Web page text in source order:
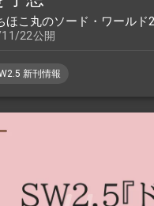
ほこ丸のソード・ワールド
22公開
新刊情報